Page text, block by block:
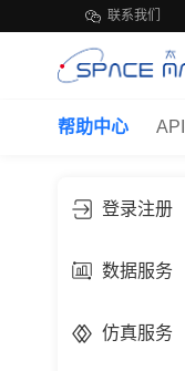
联系我们
帮助中心
登录注册
数据服务
仿真服务